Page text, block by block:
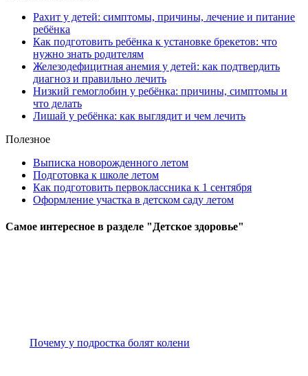
Рахит у детей: симптомы, причины, лечение и питание
ребёнка
Как подготовить ребёнка к установке брекетов: что
нужно знать родителям
Железодефицитная анемия у детей: как подтвердить
диагноз и правильно лечить
Низкий гемоглобин у ребёнка: причины, симптомы и
что делать
Лишай у ребёнка: как выглядит и чем лечить
Полезное
Выписка новорожденного летом
Подготовка к школе летом
Как подготовить первоклассника к 1 сентября
Оформление участка в детском саду летом
Самое интересное в разделе "Детское здоровье"
Почему у подростка болят колени